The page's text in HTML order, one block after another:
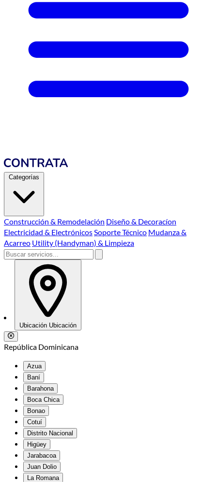
Categorías
Construcción & Remodelación Diseño & Decoracíon
Electricidad & ElectrónicosSoporte Técnico Mudanza &
Acarreo Utility (Handyman) & Limpieza
Ubicación Ubicación
República Dominicana
Azua
Baní
Barahona
Boca Chica
Bonao
Cotuí
Distrito Nacional
Higüey
Jarabacoa
Juan Dolio
La Romana